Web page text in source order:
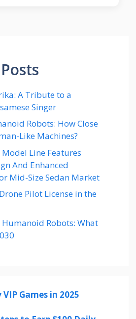
A Tribute to a
Singer
Robots: How Close
Like Machines?
Line Features
And Enhanced
Mid-Size Sedan Market
Pilot License in the
Robots: What
VIP Games in 2025